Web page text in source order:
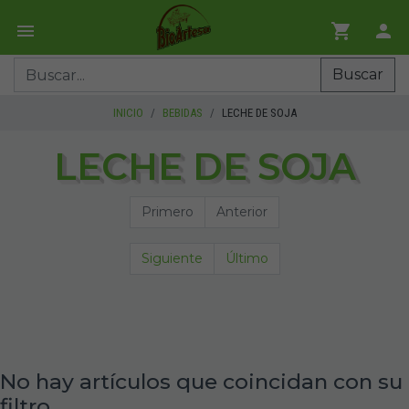
Buscar
INICIO BEBIDAS LECHE DE SOJA
LECHE DE SOJA
Primero Anterior
Siguiente Último
No hay artículos que coincidan con su